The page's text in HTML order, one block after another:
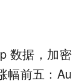
数据，加密
幅前五：Au